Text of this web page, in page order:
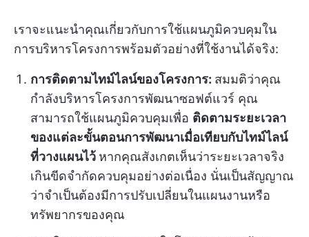
เราจะแนะนำคุณเกี่ยวกับการใช้แผนภูมิควบคุมใน
การบริหารโครงการพร้อมตัวอย่างที่ใช้งานได้จริง:
การติดตามไทม์ไลน์ของโครงการ: สมมติว่าคุณ
กำลังบริหารโครงการพัฒนาซอฟต์แวร์ คุณ
สามารถใช้แผนภูมิควบคุมเพื่อ ติดตามระยะเวลา
ของแต่ละขั้นตอนการพัฒนาเมื่อเทียบกับไทม์ไลน์
ที่วางแผนไว้ หากคุณสังเกตเห็นว่าระยะเวลาจริง
เกินขีดจำกัดควบคุมอย่างต่อเนื่อง นั่นเป็นสัญญาณ
ว่าจำเป็นต้องมีการปรับเปลี่ยนในแผนงานหรือ
ทรัพยากรของคุณ